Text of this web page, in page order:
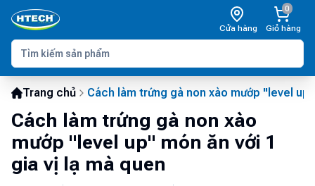
Cửa hàng
0
Giỏ hàng
Trang chủ Cách làm trứng gà non xào mướp "level
Cách làm trứng gà non xào
mướp "level up" món ăn với 1
gia vị lạ mà quen